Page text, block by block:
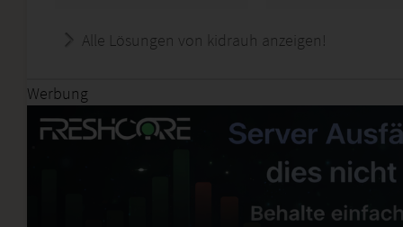
Alle Lösungen von kidrauh anzeigen!
Werbung